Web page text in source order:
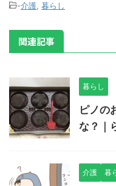
-介護, 暮らし
関連記事
暮らし
ピノの
な？｜
介護 暮